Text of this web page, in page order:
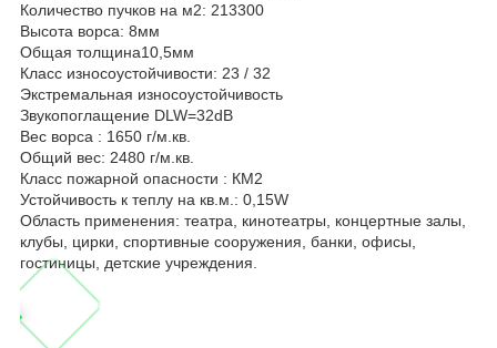
Количество пучков на м2: 213300
Высота ворса: 8мм
Общая толщина10,5мм
Класс износоустойчивости: 23 / 32
Экстремальная износоустойчивость
Звукопоглащение DLW=32dB
Вес ворса : 1650 г/м.кв.
Общий вес: 2480 г/м.кв.
Класс пожарной опасности : КМ2
Устойчивость к теплу на кв.м.: 0,15W
Область применения: театра, кинотеатры, концертные залы,
клубы, цирки, спортивные сооружения, банки, офисы,
гостиницы, детские учреждения.